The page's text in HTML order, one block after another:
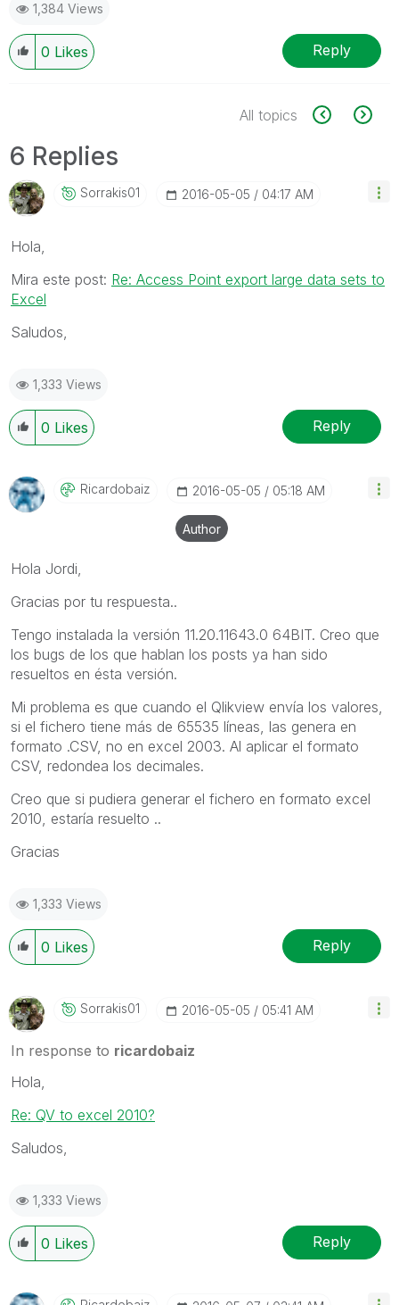
1,384 Views
0 Likes Reply
All topics
6 Replies
Sorrakis01 ‎2016-05-05 04:17 AM
Hola,
Mira este post: Re: Access Point export large data sets to
Excel
Saludos,
1,333 Views
0 Likes Reply
Ricardobaiz ‎2016-05-05 05:18 AM
Author
Hola Jordi,
Gracias por tu respuesta..
Tengo instalada la versión 11.20.11643.0 64BIT. Creo que
los bugs de los que hablan los posts ya han sido
resueltos en ésta versión.
Mi problema es que cuando el Qlikview envía los valores,
si el fichero tiene más de 65535 líneas, las genera en
formato .CSV, no en excel 2003. Al aplicar el formato
CSV, redondea los decimales.
Creo que si pudiera generar el fichero en formato excel
2010, estaría resuelto ..
Gracias
1,333 Views
0 Likes Reply
Sorrakis01 ‎2016-05-05 05:41 AM
In response to ricardobaiz
Hola,
Re: QV to excel 2010?
Saludos,
1,333 Views
0 Likes Reply